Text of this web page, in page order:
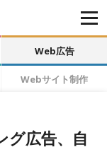
Web広告
Webサイト制作
グ広告、自